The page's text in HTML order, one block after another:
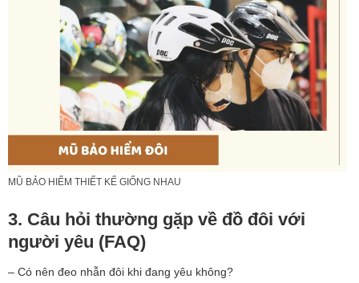
MŨ BẢO HIỂM THIẾT KẾ GIỐNG NHAU
3. Câu hỏi thường gặp về đồ đôi với
người yêu (FAQ)
– Có nên đeo nhẫn đôi khi đang yêu không?